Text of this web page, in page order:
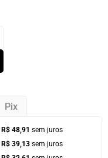
Pix
R$ 48,91 sem juros
R$ 39,13 sem juros